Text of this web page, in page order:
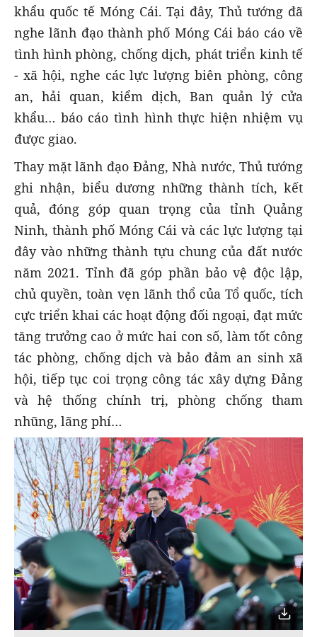
khẩu quốc tế Móng Cái. Tại đây, Thủ tướng đã
nghe lãnh đạo thành phố Móng Cái báo cáo về
tình hình phòng, chống dịch, phát triển kinh tế
- xã hội, nghe các lực lượng biên phòng, công
an, hải quan, kiểm dịch, Ban quản lý cửa
khẩu… báo cáo tình hình thực hiện nhiệm vụ
được giao.
Thay mặt lãnh đạo Đảng, Nhà nước, Thủ tướng
ghi nhận, biểu dương những thành tích, kết
quả, đóng góp quan trọng của tỉnh Quảng
Ninh, thành phố Móng Cái và các lực lượng tại
đây vào những thành tựu chung của đất nước
năm 2021. Tỉnh đã góp phần bảo vệ độc lập,
chủ quyền, toàn vẹn lãnh thổ của Tổ quốc, tích
cực triển khai các hoạt động đối ngoại, đạt mức
tăng trưởng cao ở mức hai con số, làm tốt công
tác phòng, chống dịch và bảo đảm an sinh xã
hội, tiếp tục coi trọng công tác xây dựng Đảng
và hệ thống chính trị, phòng chống tham
nhũng, lãng phí…